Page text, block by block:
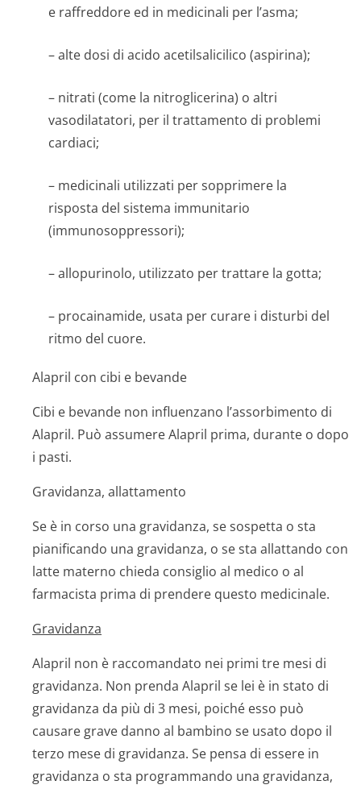
e raffreddore ed in medicinali per l’asma;
– alte dosi di acido acetilsalicilico (aspirina);
– nitrati (come la nitroglicerina) o altri
vasodilatatori, per il trattamento di problemi
cardiaci;
– medicinali utilizzati per sopprimere la
risposta del sistema immunitario
(immunosoppres­sori);
– allopurinolo, utilizzato per trattare la gotta;
– procainamide, usata per curare i disturbi del
ritmo del cuore.
Alapril con cibi e bevande
Cibi e bevande non influenzano l’assorbimento di
Alapril. Può assumere Alapril prima, durante o dopo
i pasti.
Gravidanza, allattamento
Se è in corso una gravidanza, se sospetta o sta
pianificando una gravidanza, o se sta allattando con
latte materno chieda consiglio al medico o al
farmacista prima di prendere questo medicinale.
Gravidanza
Alapril non è raccomandato nei primi tre mesi di
gravidanza. Non prenda Alapril se lei è in stato di
gravidanza da più di 3 mesi, poiché esso può
causare grave danno al bambino se usato dopo il
terzo mese di gravidanza. Se pensa di essere in
gravidanza o sta programmando una gravidanza,